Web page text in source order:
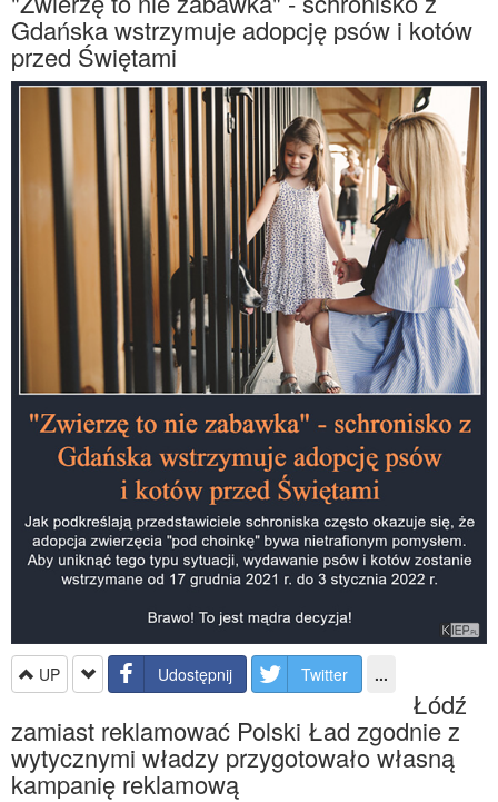
Gdańska wstrzymuje adopcję psów i kotów
przed Świętami
UP Udostępnij Twitter ...
Łódź
zamiast reklamować Polski Ład zgodnie z
wytycznymi władzy przygotowało własną
kampanię reklamową